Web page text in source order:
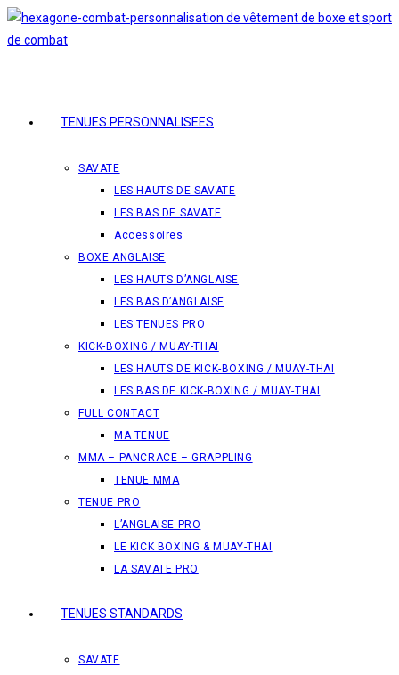
Skip
to
TENUES PERSONNALISEES
SAVATE
LES HAUTS DE SAVATE
LES BAS DE SAVATE
Accessoires
BOXE ANGLAISE
LES HAUTS D’ANGLAISE
LES BAS D’ANGLAISE
LES TENUES PRO
KICK-BOXING / MUAY-THAI
LES HAUTS DE KICK-BOXING / MUAY-THAI
LES BAS DE KICK-BOXING / MUAY-THAI
FULL CONTACT
MA TENUE
MMA – PANCRACE – GRAPPLING
TENUE MMA
TENUE PRO
L’ANGLAISE PRO
LE KICK BOXING & MUAY-THAÏ
LA SAVATE PRO
TENUES STANDARDS
SAVATE